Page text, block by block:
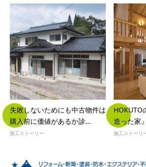
失敗しないためにも中古物件は
購入前に価値があるか診...
施工ストーリー
HOKUTO
造った家』
施工ストーリ